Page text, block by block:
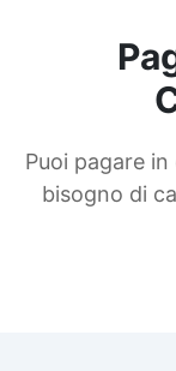
Puoi pagare
bisogno di